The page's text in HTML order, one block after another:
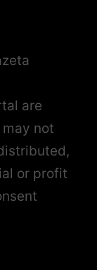
are
not
or profit